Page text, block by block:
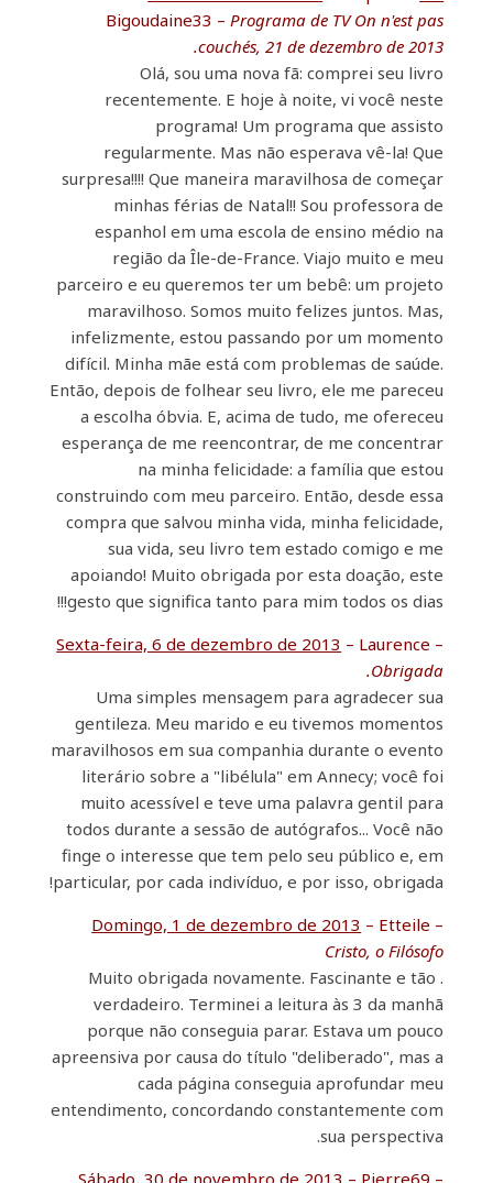
Bigoudaine33 –Programa de TV On n'est pas
couchés, 21 de dezembro de 2013.
Olá, sou uma nova fã: comprei seu livro
recentemente. E hoje à noite, vi você neste
programa! Um programa que assisto
regularmente. Mas não esperava vê-la! Que
surpresa!!!! Que maneira maravilhosa de começar
minhas férias de Natal!! Sou professora de
espanhol em uma escola de ensino médio na
região da Île-de-France. Viajo muito e meu
parceiro e eu queremos ter um bebê: um projeto
maravilhoso. Somos muito felizes juntos. Mas,
infelizmente, estou passando por um momento
difícil. Minha mãe está com problemas de saúde.
Então, depois de folhear seu livro, ele me pareceu
a escolha óbvia. E, acima de tudo, me ofereceu
esperança de me reencontrar, de me concentrar
na minha felicidade: a família que estou
construindo com meu parceiro. Então, desde essa
compra que salvou minha vida, minha felicidade,
sua vida, seu livro tem estado comigo e me
apoiando! Muito obrigada por esta doação, este
gesto que significa tanto para mim todos os dias!!!
Sexta-feira, 6 de dezembro de 2013 – Laurence –
Obrigada.
Uma simples mensagem para agradecer sua
gentileza. Meu marido e eu tivemos momentos
maravilhosos em sua companhia durante o evento
literário sobre a "libélula" em Annecy; você foi
muito acessível e teve uma palavra gentil para
todos durante a sessão de autógrafos... Você não
finge o interesse que tem pelo seu público e, em
particular, por cada indivíduo, e por isso, obrigada!
Domingo, 1 de dezembro de 2013 – Etteile –
Cristo, o Filósofo
. Muito obrigada novamente. Fascinante e tão
verdadeiro. Terminei a leitura às 3 da manhã
porque não conseguia parar. Estava um pouco
apreensiva por causa do título "deliberado", mas a
cada página conseguia aprofundar meu
entendimento, concordando constantemente com
sua perspectiva.
Sábado, 30 de novembro de 2013 – Pierre69 –